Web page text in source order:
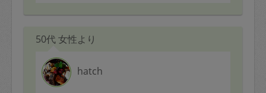
50代 女性より
hatch